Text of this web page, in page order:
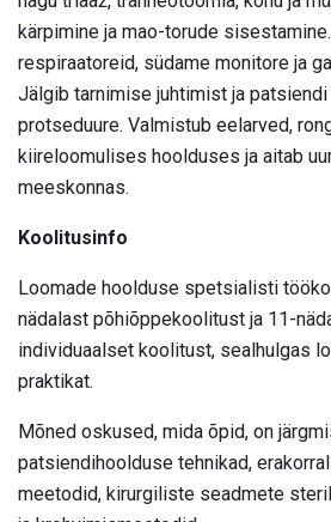
kärpimine ja mao-torude
respiraatoreid, südame monitore ja
Jälgib tarnimise juhtimist ja
protseduure. Valmistub eelarved,
kiireloomulises hoolduses ja aitab
meeskonnas.
Koolitusinfo
Loomade hoolduse spetsialisti
nädalast põhiõppekoolitust ja 11-
individuaalset koolitust, sealhulgas
praktikat.
Mõned oskused, mida õpid, on
patsiendihoolduse tehnikad,
meetodid, kirurgiliste seadmete